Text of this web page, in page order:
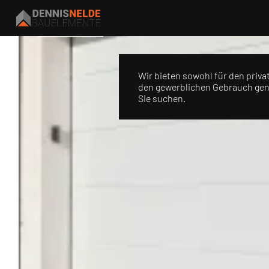
Tore
Wir bieten sowohl für den
den gewerblichen Gebrauch
Sie suchen.